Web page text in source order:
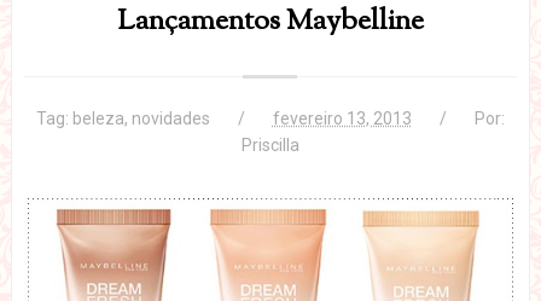
Lançamentos Maybelline
Tag: beleza, novidades fevereiro 13, 2013
Por:
Priscilla